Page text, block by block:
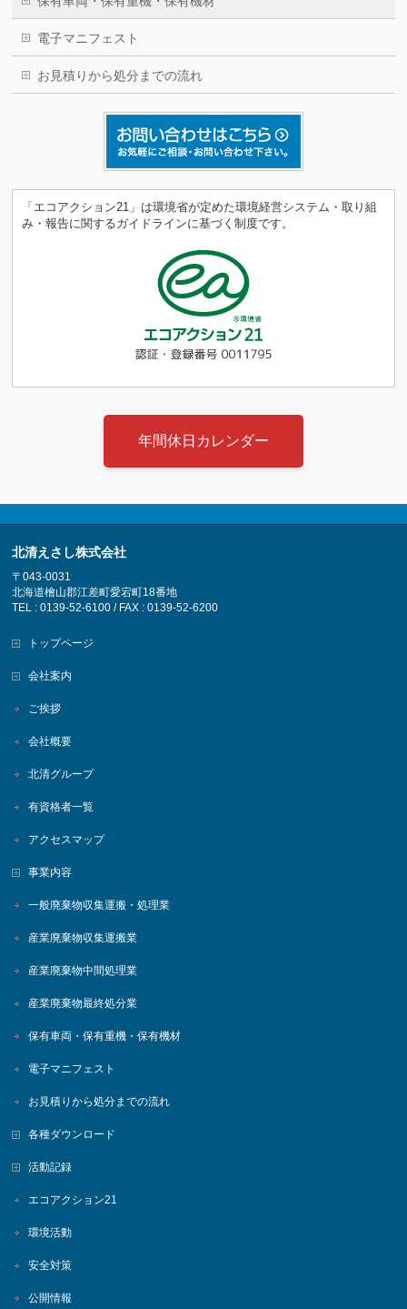
電子マニフェスト
お見積りから処分までの流れ
「エコアクション21」は環境省が定めた環境経営システム・取り組
み・報告に関するガイドラインに基づく制度です。
年間休日カレンダー
北清えさし株式会社
〒043-0031
北海道檜山郡江差町愛宕町18番地
TEL : 0139-52-6100 / FAX : 0139-52-6200
トップページ
会社案内
ご挨拶
会社概要
北清グループ
有資格者一覧
アクセスマップ
事業内容
一般廃棄物収集運搬・処理業
産業廃棄物収集運搬業
産業廃棄物中間処理業
産業廃棄物最終処分業
保有車両・保有重機・保有機材
電子マニフェスト
お見積りから処分までの流れ
各種ダウンロード
活動記録
エコアクション21
環境活動
安全対策
公開情報